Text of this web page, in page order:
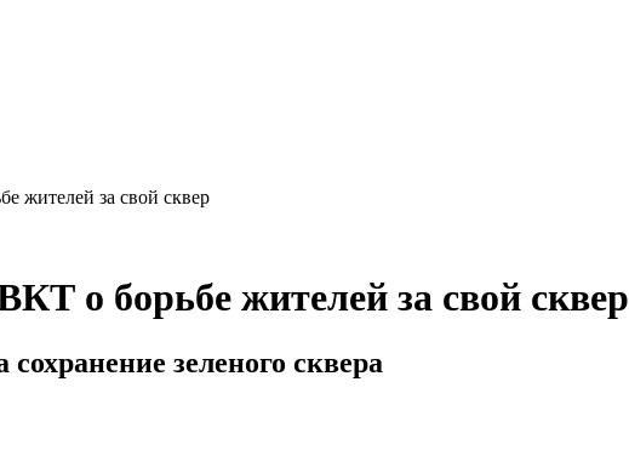
жителей за свой сквер
о борьбе жителей за свой сквер
зеленого сквера